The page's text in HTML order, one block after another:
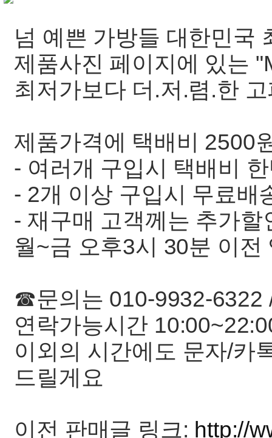
넘 예쁜 가방들 대한민국
제품사진 페이지에 있는
최저가보다 더.저.렴.한
제품가격에 택배비 2500
- 여러개 구입시 택배비
- 2개 이상 구입시 무료배
- 재구매 고객께는 추가할
월~금 오후3시 30분 이
☎문의는 010-9932-6322
연락가능시간
이외의 시간에도 문자/카
드릴게요
이전 판매글 링크: http://